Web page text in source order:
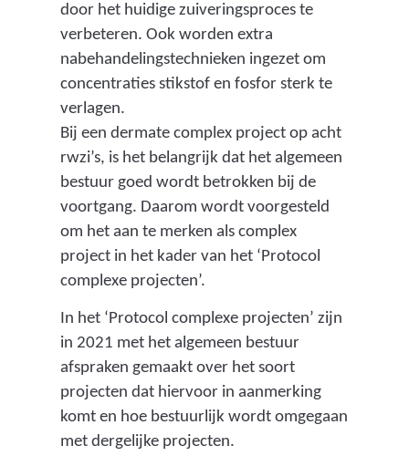
door het huidige zuiveringsproces te
verbeteren. Ook worden extra
nabehandelingstechnieken ingezet om
concentraties stikstof en fosfor sterk te
verlagen.
Bij een dermate complex project op acht
rwzi’s, is het belangrijk dat het algemeen
bestuur goed wordt betrokken bij de
voortgang. Daarom wordt voorgesteld
om het aan te merken als complex
project in het kader van het ‘Protocol
complexe projecten’.
In het ‘Protocol complexe projecten’ zijn
in 2021 met het algemeen bestuur
afspraken gemaakt over het soort
projecten dat hiervoor in aanmerking
komt en hoe bestuurlijk wordt omgegaan
met dergelijke projecten.